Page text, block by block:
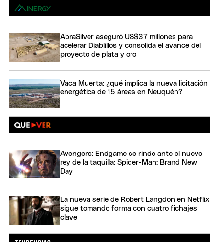
AbraSilver aseguró US$37 millones para
acelerar Diablillos y consolida el avance del
proyecto de plata y oro
Vaca Muerta: ¿qué implica la nueva licitación
energética de 15 áreas en Neuquén?
Avengers: Endgame se rinde ante el nuevo
rey de la taquilla: Spider-Man: Brand New
Day
La nueva serie de Robert Langdon en Netflix
sigue tomando forma con cuatro fichajes
clave